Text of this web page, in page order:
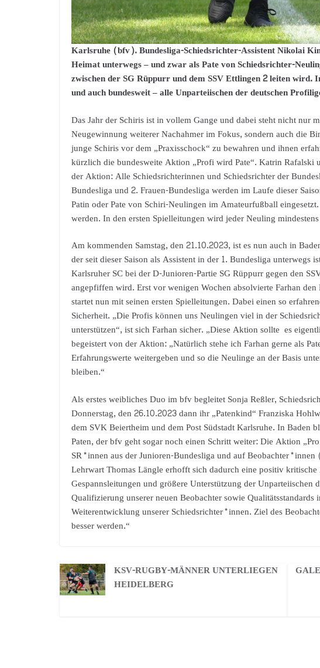
Karlsruhe (bfv). Bundesliga-Schiedsrichter-Assistent Nikolai
Heimat unterwegs – und zwar als Pate von Schiedsrichter-
zwischen der SG Rüppurr und dem SSV Ettlingen 2 leiten wird.
und auch bundesweit – alle Unparteiischen der deutschen
Das Jahr der Schiris ist in vollem Gange und dabei steht nicht nur
Neugewinnung weiterer Nachahmer im Fokus, sondern auch die
junge Schiris vor dem „Praxisschock“ zu bewahren und ihnen
kürzlich die bundesweite Aktion „Profi wird Pate“. Katrin
der Aktion: Alle Schiedsrichterinnen und Schiedsrichter der
Bundesliga und 2. Frauen-Bundesliga werden im Laufe dieser
Patin oder Pate von Schiri-Neulingen im Amateurfußball
werden. In den ersten Spielleitungen wird jeder Neuling
Am kommenden Samstag, den 21.10.2023, ist es nun auch in
der seit dieser Saison als Assistent in der 1. Bundesliga unterwegs
Karlsruher SC bei der D-Junioren-Partie SG Rüppurr gegen den
angepfiffen wird. Erst vor wenigen Wochen absolvierte Farhan
startet nun mit seinen ersten Spielleitungen. Dabei einen so
Sicherheit. „Die Profis können uns Neulingen viel in der
unterstützen“, ist sich Farhan sicher. „Diese Aktion sollte es
begeistert von der Aktion: „Natürlich stehe ich Farhan gerne als
Erfahrungswerte weitergeben und so die Neulinge an der Basis
bleiben.“
Als erstes weibliches Duo im bfv begleitet Sonja Reßler,
Donnerstag, den 26.10.2023 dann ihr „Patenkind“ Franziska
dem SVK Beiertheim und dem Post Südstadt Karlsruhe. In Baden
Paten, der bfv geht sogar noch einen Schritt weiter: Die Aktion
SR*innen aus der Junioren-Bundesliga und auf
Lehrwart Thomas Längle erhofft sich dadurch eine positiv
Gespannsleitungen und größere Unterstützung der Unparteiischen
Qualifizierung unserer neuen Beobachter sowie
Weiterentwicklung unserer Schiedsrichter*innen. Ziel des
besser werden.“
KSV-RUGBY-MÄNNER UNTERLIEGEN
HEIDELBERG